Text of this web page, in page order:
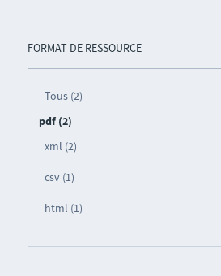
FORMAT DE RESSOURCE
Tous (2)
pdf (2)
xml (2)
csv (1)
html (1)